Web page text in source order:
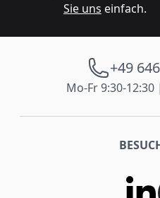
Sie uns einfach.
+49
Mo-Fr 9:30-